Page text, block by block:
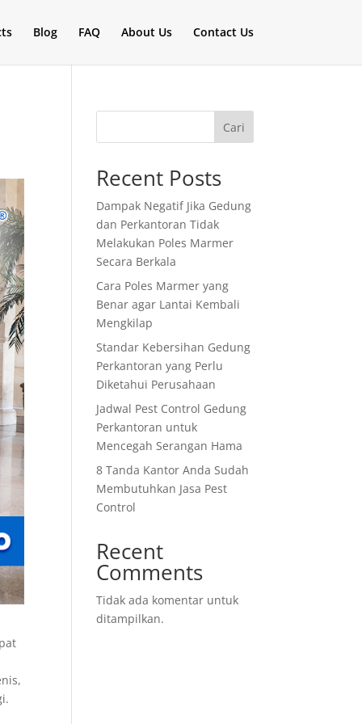
Blog FAQ About Us Contact Us
Cari
Recent Posts
Dampak Negatif Jika Gedung
dan Perkantoran Tidak
Melakukan Poles Marmer
Secara Berkala
Cara Poles Marmer yang
Benar agar Lantai Kembali
Mengkilap
Standar Kebersihan Gedung
Perkantoran yang Perlu
Diketahui Perusahaan
Jadwal Pest Control Gedung
Perkantoran untuk
Mencegah Serangan Hama
8 Tanda Kantor Anda Sudah
Membutuhkan Jasa Pest
Control
Recent
Comments
Tidak ada komentar untuk
ditampilkan.